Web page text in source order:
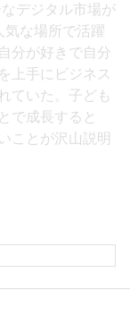
デジタル市場が
気な場所で活躍
分が好きで自分
上手にビジネス
ていた。子ども
で成長すると
ことが沢山説明